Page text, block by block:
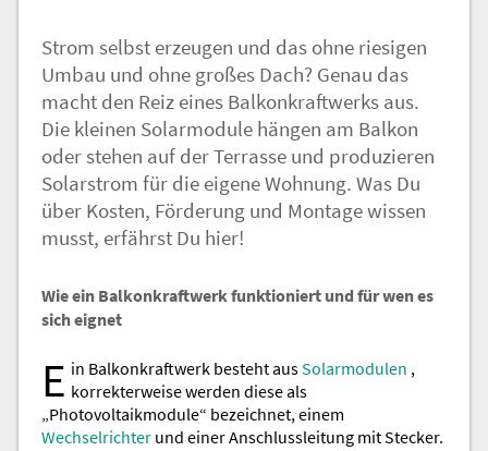
Strom selbst erzeugen und das ohne riesigen
Umbau und ohne großes Dach? Genau das
macht den Reiz eines Balkonkraftwerks aus.
Die kleinen Solarmodule hängen am Balkon
oder stehen auf der Terrasse und produzieren
Solarstrom für die eigene Wohnung. Was Du
über Kosten, Förderung und Montage wissen
musst, erfährst Du hier!
Wie ein Balkonkraftwerk funktioniert und für wen es
sich eignet
E in Balkonkraftwerk besteht ausSolarmodulen ,
korrekterweise werden diese als
„Photovoltaikmodule“ bezeichnet, einem
Wechselrichterund einer Anschlussleitung mit Stecker.